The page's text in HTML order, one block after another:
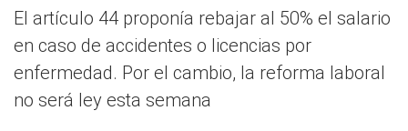
El artículo 44 proponía rebajar al 50% el salario
en caso de accidentes o licencias por
enfermedad. Por el cambio, la reforma laboral
no será ley esta semana